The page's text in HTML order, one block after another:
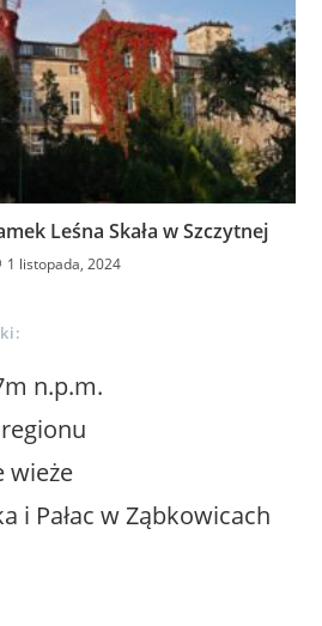
Leśna Skała w Szczytnej
1 listopada, 2024
n.p.m.
wieże
i Pałac w Ząbkowicach